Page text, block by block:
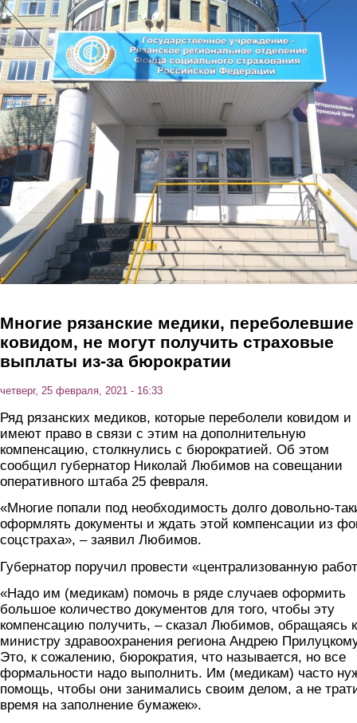
Перейти к основному содержанию
Многие рязанские медики, переболевшие
ковидом, не могут получить страховые
выплаты из-за бюрократии
четверг, 25 февраля, 2021 - 16:33
Ряд рязанских медиков, которые переболели ковидом и
имеют право в связи с этим на дополнительную
компенсацию, столкнулись с бюрократией. Об этом
сообщил губернатор Николай Любимов на совещании
оперативного штаба 25 февраля.
«Многие попали под необходимость долго довольно-
оформлять документы и ждать этой компенсации из
соцстраха», – заявил Любимов.
Губернатор поручил провести «централизованную
«Надо им (медикам) помочь в ряде случаев оформить
большое количество документов для того, чтобы эту
компенсацию получить, – сказал Любимов, обращаясь к
министру здравоохранения региона Андрею
Это, к сожалению, бюрократия, что называется, но все
формальности надо выполнить. Им (медикам) часто
помощь, чтобы они занимались своим делом, а не
время на заполнение бумажек».